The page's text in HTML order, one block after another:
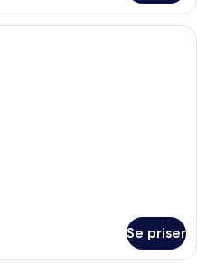
Ett hotellrum med en stor säng, ett
Se priser